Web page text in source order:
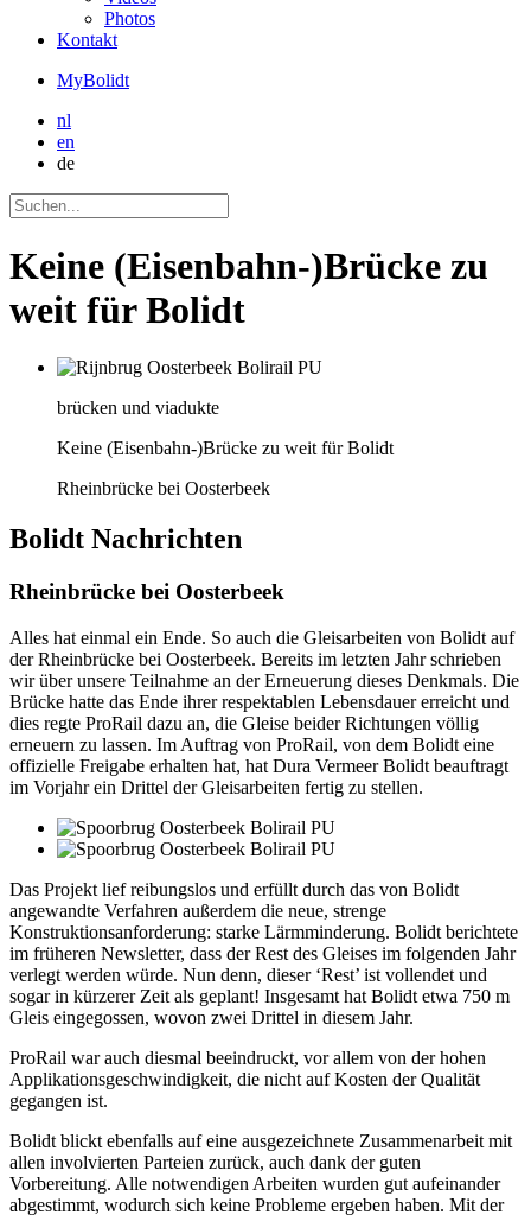
Photos
Kontakt
MyBolidt
nl
en
de
Keine (Eisenbahn-)Brücke zu
weit für Bolidt
brücken und viadukte
Keine (Eisenbahn-)Brücke zu weit für Bolidt
Rheinbrücke bei Oosterbeek
Bolidt Nachrichten
Rheinbrücke bei Oosterbeek
Alles hat einmal ein Ende. So auch die Gleisarbeiten von Bolidt auf
der Rheinbrücke bei Oosterbeek. Bereits im letzten Jahr schrieben
wir über unsere Teilnahme an der Erneuerung dieses Denkmals. Die
Brücke hatte das Ende ihrer respektablen Lebensdauer erreicht und
dies regte ProRail dazu an, die Gleise beider Richtungen völlig
erneuern zu lassen. Im Auftrag von ProRail, von dem Bolidt eine
offizielle Freigabe erhalten hat, hat Dura Vermeer Bolidt beauftragt
im Vorjahr ein Drittel der Gleisarbeiten fertig zu stellen.
Das Projekt lief reibungslos und erfüllt durch das von Bolidt
angewandte Verfahren außerdem die neue, strenge
Konstruktionsanforderung: starke Lärmminderung. Bolidt berichtete
im früheren Newsletter, dass der Rest des Gleises im folgenden Jahr
verlegt werden würde. Nun denn, dieser ‘Rest’ ist vollendet und
sogar in kürzerer Zeit als geplant! Insgesamt hat Bolidt etwa 750 m
Gleis eingegossen, wovon zwei Drittel in diesem Jahr.
ProRail war auch diesmal beeindruckt, vor allem von der hohen
Applikationsgeschwindigkeit, die nicht auf Kosten der Qualität
gegangen ist.
Bolidt blickt ebenfalls auf eine ausgezeichnete Zusammenarbeit mit
allen involvierten Parteien zurück, auch dank der guten
Vorbereitung. Alle notwendigen Arbeiten wurden gut aufeinander
abgestimmt, wodurch sich keine Probleme ergeben haben. Mit der